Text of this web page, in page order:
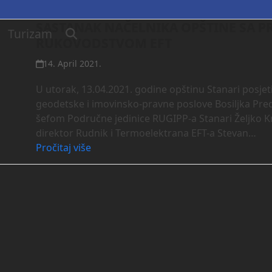
TurizamSASTANAK NAČELNIKA OPŠTINE SA
RUKOVODSTVOM EFT
14. April 2021.
U utorak, 13.04.2021. godine opštinu Stanari
geodetske i imovinsko-pravne poslove Bosiljka
šefom Područne jedinice RUGIPP-a Stanari Željko
direktor Rudnik i Termoelektrana EFT-a Stevan…
Pročitaj više